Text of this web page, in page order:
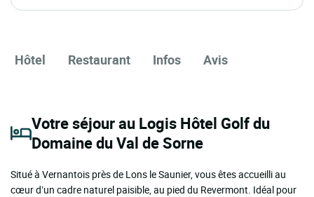
Hôtel Restaurant Infos Avis
Votre séjour au Logis Hôtel Golf du
Domaine du Val de Sorne
Situé à Vernantois près de Lons le Saunier, vous êtes accueilli au
cœur d’un cadre naturel paisible, au pied du Revermont. Idéal pour